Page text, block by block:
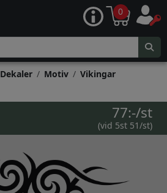
0
Dekaler Motiv
Vikingar
77:-/st
(vid 5st 51/st)